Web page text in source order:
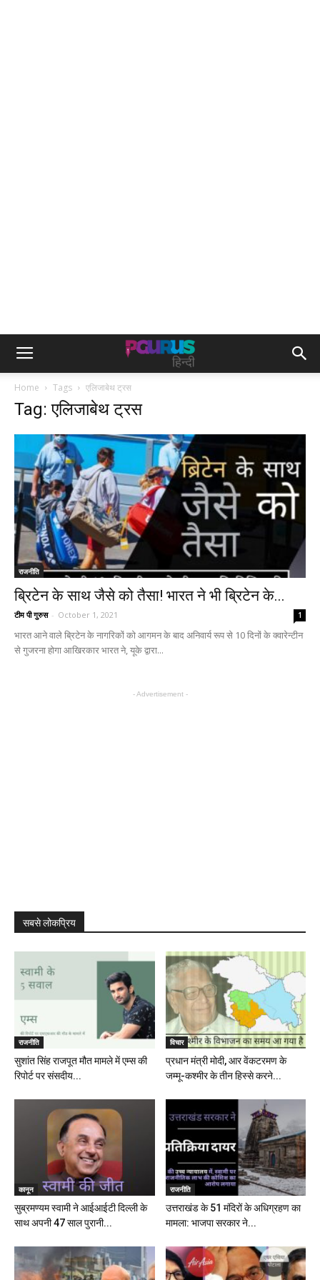
Home Tags एलिजाबेथ ट्रस
Tag: एलिजाबेथ ट्रस
राजनीति
ब्रिटेन के साथ जैसे को तैसा! भारत ने भी ब्रिटेन के...
टीम पी गुरुस - October 1, 2021 1
भारत आने वाले ब्रिटेन के नागरिकों को आगमन के बाद अनिवार्य रूप से 10 दिनों के क्वारेन्टीन
से गुजरना होगा आखिरकार भारत ने, यूके द्वारा...
- Advertisement -
सबसे लोकप्रिय
राजनीति
सुशांत सिंह राजपूत मौत मामले में एम्स की
रिपोर्ट पर संसदीय...
विचार
प्रधान मंत्री मोदी, आर वेंकटरमण के
जम्मू-कश्मीर के तीन हिस्से करने...
कानून
सुब्रमण्यम स्वामी ने आईआईटी दिल्ली के
साथ अपनी 47 साल पुरानी...
राजनीति
उत्तराखंड के 51 मंदिरों के अधिग्रहण का
मामला: भाजपा सरकार ने...